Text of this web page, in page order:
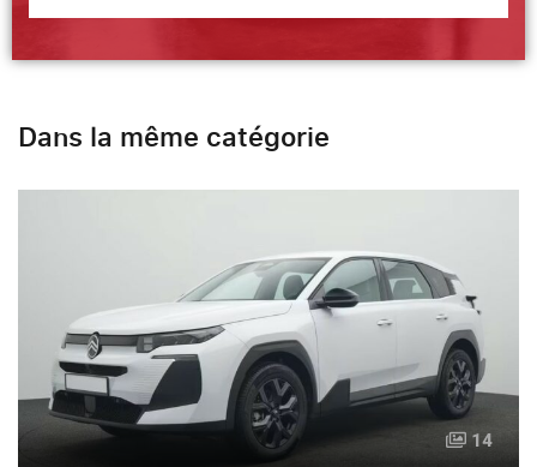
Dans la même catégorie
14